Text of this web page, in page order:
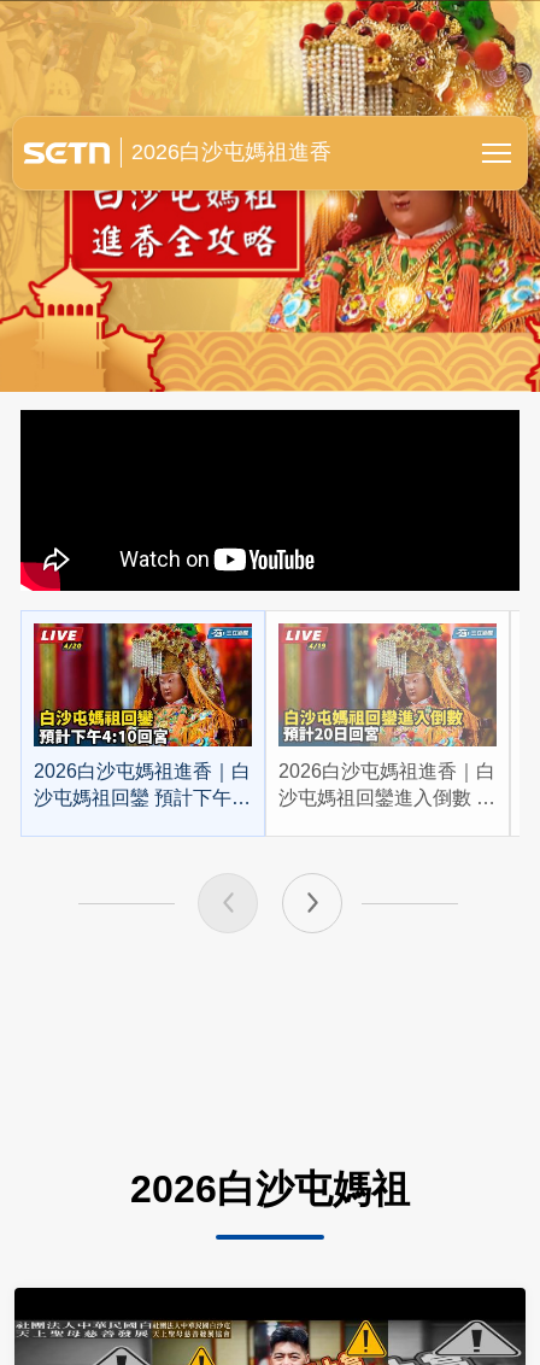
白沙屯媽祖進香全紀錄
2026白沙屯媽祖進香
2026白沙屯媽祖進香｜白
沙屯媽祖回鑾 預計下午
2026白沙屯媽祖進香｜白
沙屯媽祖回鑾進入倒數 預
2026白沙屯媽祖